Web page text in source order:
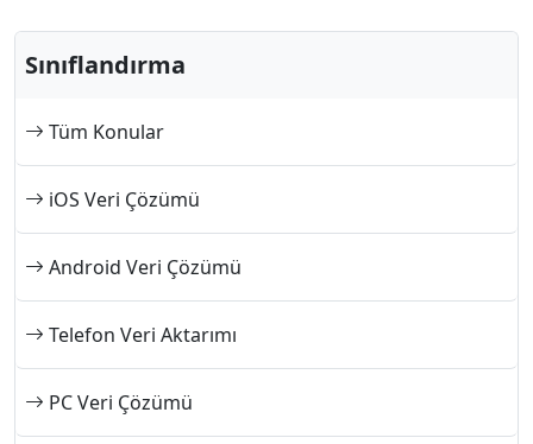
Sınıflandırma
Tüm Konular
iOS Veri Çözümü
Android Veri Çözümü
Telefon Veri Aktarımı
PC Veri Çözümü
русский
Română
Gaeilge